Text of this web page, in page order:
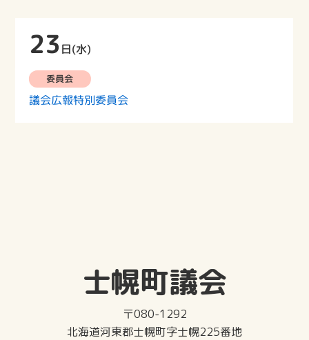
23 日(水)
委員会
議会広報特別委員会
士幌町議会
〒080-1292
北海道河東郡士幌町字士幌225番地